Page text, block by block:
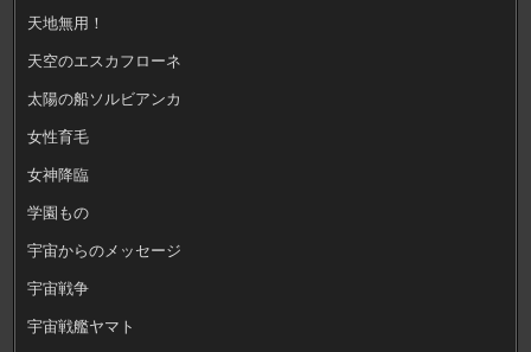
天地無用！
天空のエスカフローネ
太陽の船ソルビアンカ
女性育毛
女神降臨
学園もの
宇宙からのメッセージ
宇宙戦争
宇宙戦艦ヤマト